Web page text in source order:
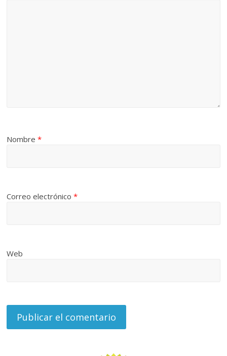
Nombre*
Correo electrónico*
Web